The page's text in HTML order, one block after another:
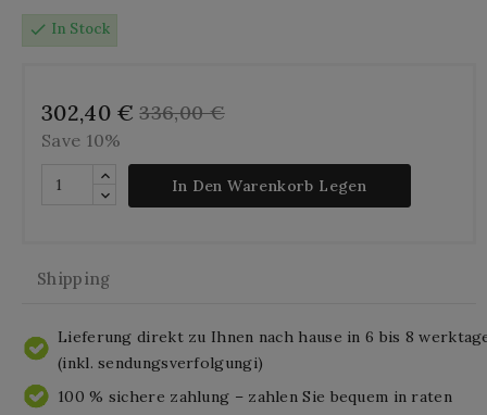
check In Stock
302,40 € 336,00 €
Save 10%
In Den Warenkorb Legen
Shipping
Lieferung direkt zu Ihnen nach hause in 6 bis 8
(inkl. sendungsverfolgungi)
100 % sichere zahlung – zahlen Sie bequem in raten